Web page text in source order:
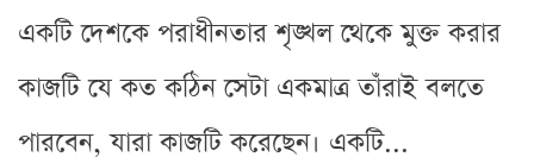
একটি দেশকে পরাধীনতার শৃঙ্খল থেকে মুক্ত করার
কাজটি যে কত কঠিন সেটা একমাত্র তাঁরাই বলতে
পারবেন, যারা কাজটি করেছেন। একটি...